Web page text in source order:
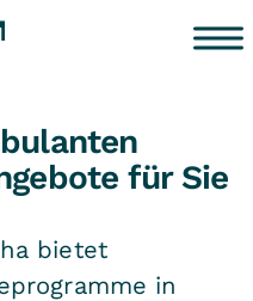
für Sie
bietet
in